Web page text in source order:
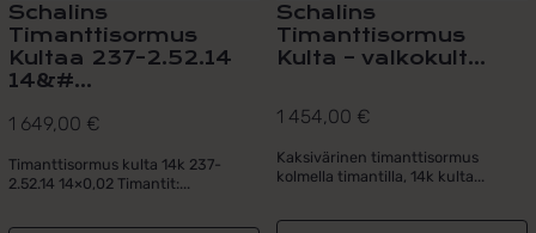
Schalins
Timanttisormus
Kultaa 237-2.52.14
14&#...
1 649,00 €
Timanttisormus kulta 14k 237-
2.52.14 14×0,02 Timantit:...
Schalins
Timanttisormus
Kulta – valkokult...
1 454,00 €
Kaksivärinen timanttisormus
kolmella timantilla, 14k kulta...